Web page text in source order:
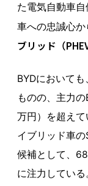
た電気自動車
車への忠誠心か
ブリッド（
BYDにおいて
ものの、主力
万円）を超え
イブリッド車
候補として、
に注力してい